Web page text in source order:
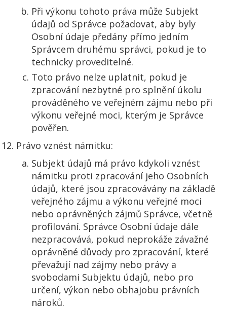
Při výkonu tohoto práva může Subjekt
údajů od Správce požadovat, aby byly
Osobní údaje předány přímo jedním
Správcem druhému správci, pokud je to
technicky proveditelné.
Toto právo nelze uplatnit, pokud je
zpracování nezbytné pro splnění úkolu
prováděného ve veřejném zájmu nebo při
výkonu veřejné moci, kterým je Správce
pověřen.
Právo vznést námitku:
Subjekt údajů má právo kdykoli vznést
námitku proti zpracování jeho Osobních
údajů, které jsou zpracovávány na základě
veřejného zájmu a výkonu veřejné moci
nebo oprávněných zájmů Správce, včetně
profilování. Správce Osobní údaje dále
nezpracovává, pokud neprokáže závažné
oprávněné důvody pro zpracování, které
převažují nad zájmy nebo právy a
svobodami Subjektu údajů, nebo pro
určení, výkon nebo obhajobu právních
nároků.